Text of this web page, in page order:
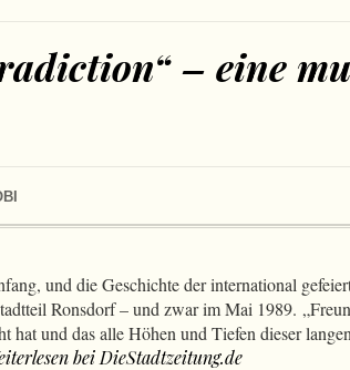
– eine
und die Geschichte der international
Ronsdorf – und zwar im Mai 1989.
hat und das alle Höhen und Tiefen dieser
bei DieStadtzeitung.de